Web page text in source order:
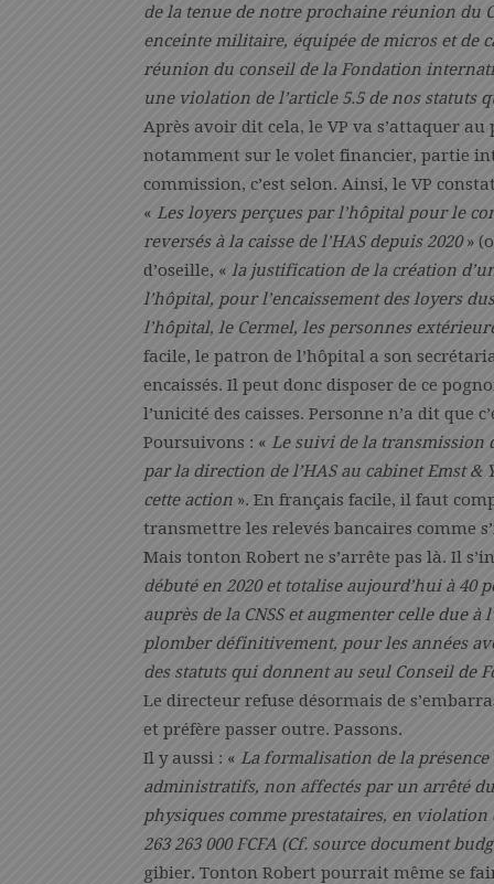
de la tenue de notre prochaine réunion du
enceinte militaire, équipée de micros et de
réunion du conseil de la Fondation
une violation de l’article 5.5 de nos
Après avoir dit cela, le VP va s’attaquer
notamment sur le volet financier, partie
commission, c’est selon. Ainsi, le VP
« Les loyers perçues par l’hôpital pour le
reversés à la caisse de l’HAS depuis 2020»
d’oseille, « la justification de la création
l’hôpital, pour l’encaissement des loyers
l’hôpital, le Cermel, les personnes
facile, le patron de l’hôpital a son
encaissés. Il peut donc disposer de ce
l’unicité des caisses. Personne n’a dit que
Poursuivons : « Le suivi de la transmission
par la direction de l’HAS au cabinet Emst
cette action ». En français facile, il faut
transmettre les relevés bancaires comme
Mais tonton Robert ne s’arrête pas là. Il
débuté en 2020 et totalise aujourd’hui à 40
auprès de la CNSS et augmenter celle due
plomber définitivement, pour les années
des statuts qui donnent au seul Conseil de
Le directeur refuse désormais de
et préfère passer outre. Passons.
Il y aussi : « La formalisation de la
administratifs, non affectés par un arrêté
physiques comme prestataires, en
263 263 000 FCFA (Cf. source document
gibier. Tonton Robert pourrait même se